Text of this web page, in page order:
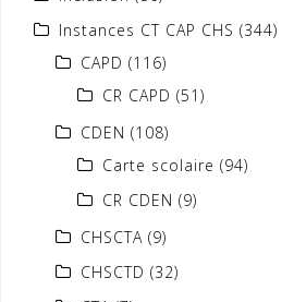
Instances CT CAP CHS (344)
CAPD (116)
CR CAPD (51)
CDEN (108)
Carte scolaire (94)
CR CDEN (9)
CHSCTA (9)
CHSCTD (32)